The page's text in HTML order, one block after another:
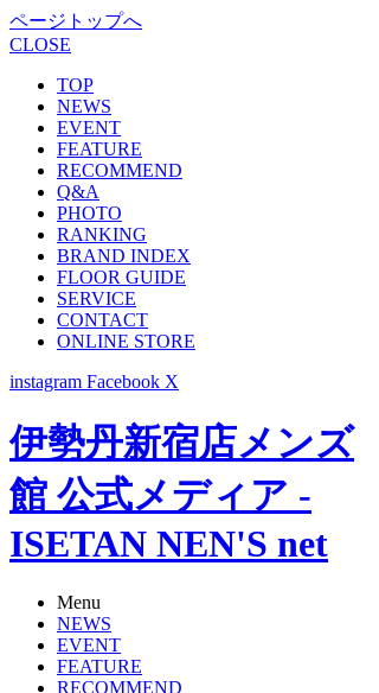
ページトップへ
CLOSE
TOP
NEWS
EVENT
FEATURE
RECOMMEND
Q&A
PHOTO
RANKING
BRAND INDEX
FLOOR GUIDE
SERVICE
CONTACT
ONLINE STORE
instagram Facebook X
伊勢丹新宿店メンズ
館 公式メディア -
ISETAN NEN'S net
Menu
NEWS
EVENT
FEATURE
RECOMMEND